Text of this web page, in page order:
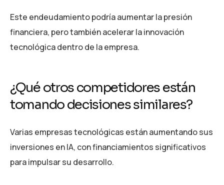
Este endeudamiento podría aumentar la presión
financiera, pero también acelerar la innovación
tecnológica dentro de la empresa.
¿Qué otros competidores están
tomando decisiones similares?
Varias empresas tecnológicas están aumentando sus
inversiones en IA, con financiamientos significativos
para impulsar su desarrollo.